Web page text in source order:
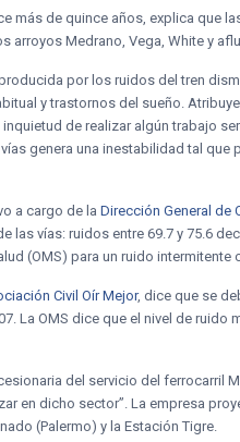
más de quince años, explica
arroyos Medrano, Vega, White y
por los ruidos del tren
y trastornos del sueño.
de realizar algún trabajo
genera una inestabilidad tal
a cargo de laDirección General de
las vías: ruidos entre 69.7 y 75.6
(OMS) para un ruido intermitente
Civil Oír Mejor, dice que se
La OMS dice que el nivel de
del servicio del ferrocarril
en dicho sector”. La empresa
(Palermo) y la Estación Tigre.